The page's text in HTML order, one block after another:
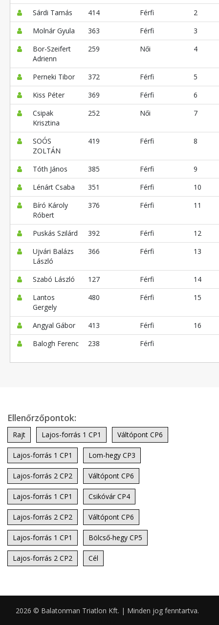
Sárdi Tamás 414 Férfi
2
Molnár Gyula
363 Férfi
3
Bor-Szeifert
Adrienn
259 Női 4
Perneki Tibor 372 Férfi
5
Kiss Péter
369 Férfi
6
Csipak
Krisztina
252 Női 7
SOÓS
ZOLTÁN
419 Férfi 8
Tóth János 385 Férfi
9
Lénárt Csaba
351 Férfi
10
Bíró Károly
Róbert
376 Férfi 11
Puskás Szilárd 392 Férfi
12
Ujvári Balázs
László
366 Férfi 13
Szabó László 127 Férfi
14
Lantos
Gergely
480 Férfi 15
Angyal Gábor 413 Férfi
16
Balogh Ferenc
238 Férfi
Ellenőrzőpontok:
Rajt Lajos-forrás 1 CP1 Váltópont CP6
Lajos-forrás 1 CP1 Lom-hegy CP3
Lajos-forrás 2 CP2 Váltópont CP6
Lajos-forrás 1 CP1 Csikóvár CP4
Lajos-forrás 2 CP2 Váltópont CP6
Lajos-forrás 1 CP1 Bölcső-hegy CP5
Lajos-forrás 2 CP2 Cél
2026 © Balatonman Triatlon Kft. | Minden jog fenntartva.